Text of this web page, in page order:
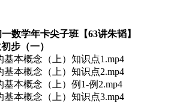
数学年卡尖子班【63讲朱韬】
步（一）
本概念（上）知识点1.mp4
本概念（上）知识点2.mp4
本概念（上）例1-例2.mp4
本概念（上）知识点3.mp4